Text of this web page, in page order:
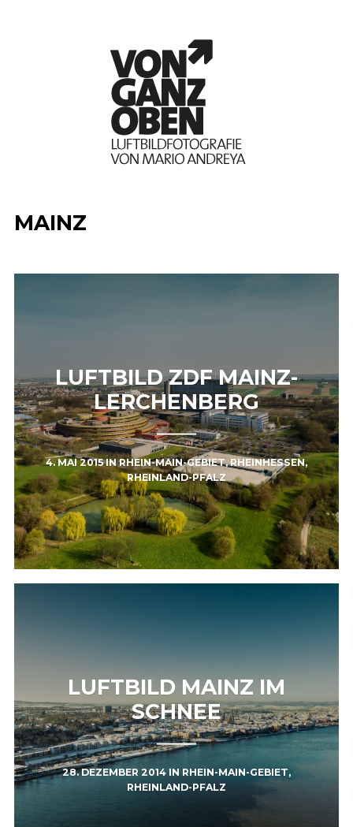
MAINZ
LUFTBILD ZDF MAINZ-
LERCHENBERG
4. MAI 2015INRHEIN-MAIN-GEBIET,RHEINHESSEN,
RHEINLAND-PFALZ
LUFTBILD MAINZ IM
SCHNEE
28. DEZEMBER 2014 IN RHEIN-MAIN-GEBIET,
RHEINLAND-PFALZ